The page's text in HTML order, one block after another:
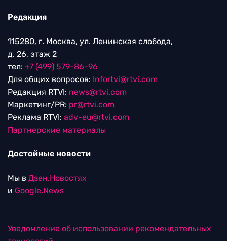
Редакция
115280, г. Москва, ул. Ленинская слобода,
д. 26, этаж 2
тел: +7 (499) 579-86-96
Для общих вопросов: Infortvi@rtvi.com
Редакция RTVI: news@rtvi.com
Маркетинг/PR: pr@rtvi.com
Реклама RTVI: adv-eu@rtvi.com
Партнерские материалы
Достойные новости
Мы в Дзен.Новостях
и Google.News
Уведомление об использовании рекомендательных